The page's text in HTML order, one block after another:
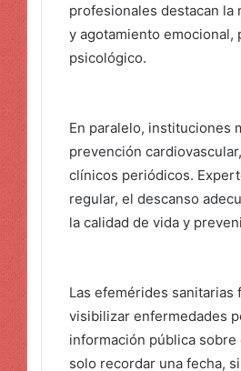
profesionales destacan
y agotamiento emocional,
psicológico.
En paralelo, instituciones
prevención
clínicos periódicos.
regular, el descanso
la calidad de vida y
Las efemérides
visibilizar enfermedades
información pública
solo recordar una fecha,